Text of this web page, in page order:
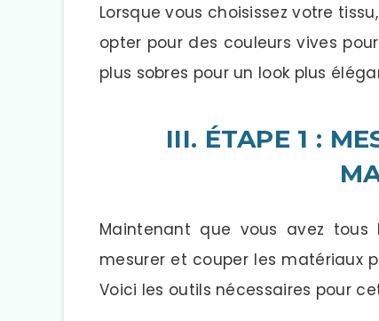
Lorsque vous choisissez votre
opter pour des couleurs vives
plus sobres pour un look plus
III. ÉTAPE 1 :
Maintenant que vous avez
mesurer et couper les matériaux
Voici les outils nécessaires pour